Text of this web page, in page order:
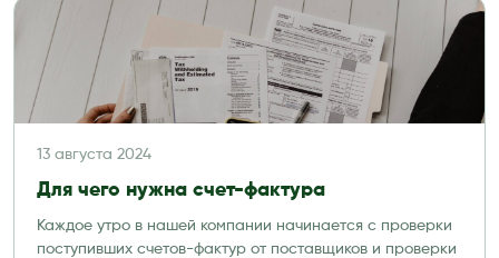
13 августа 2024
Для чего нужна счет-фактура
Каждое утро в нашей компании начинается с проверки
поступивших счетов-фактур от поставщиков и проверки